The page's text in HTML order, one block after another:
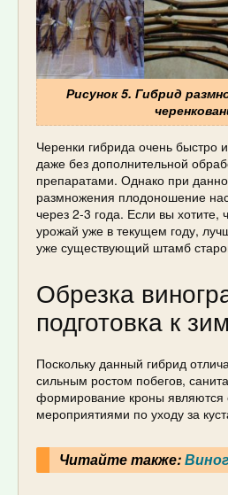
Рисунок 5. Гибрид
Черенки гибрида очень быстро
даже без дополнительной
препаратами. Однако при
размножения плодоношение
через 2-3 года. Если вы хотите,
урожай уже в текущем году,
уже существующий штамб
Обрезка
подготовка к
Поскольку данный гибрид
сильным ростом побегов,
формирование кроны являются
мероприятиями по уходу за
Читайте также: